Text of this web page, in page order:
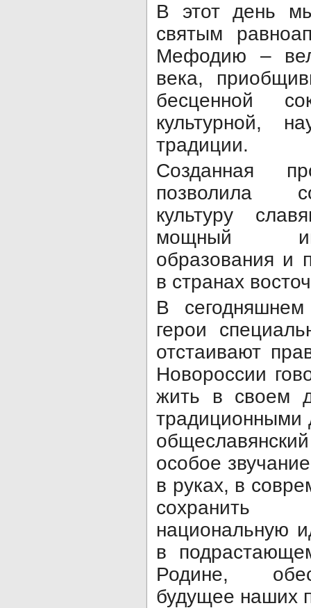
В этот день
святым
Мефодию –
века,
бесценной
культурной,
традиции.
Созданная
позволила
культуру
мощный
образования и
в странах
В
герои
отстаивают
Новороссии
жить в своем
традиционными
особое
в руках, в
национальную
в
Родине,
будущее наших